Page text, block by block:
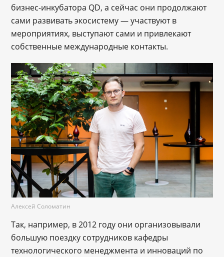
бизнес-инкубатора QD, а сейчас они продолжают
сами развивать экосистему — участвуют в
мероприятиях, выступают сами и привлекают
собственные международные контакты.
Алексей Соломатин
Так, например, в 2012 году они организовывали
большую поездку сотрудников кафедры
технологического менеджмента и инноваций по